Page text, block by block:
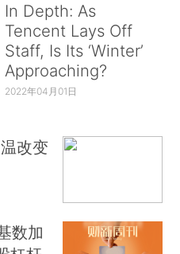
In Depth: As
Tencent Lays Off
Staff, Is Its ‘Winter’
Approaching?
2022年04月01日
改变
数加